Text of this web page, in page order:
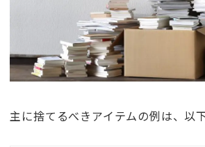
主に捨てるべきアイテムの例は、以